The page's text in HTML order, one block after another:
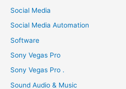
Social Media
Social Media Automation
Software
Sony Vegas Pro
Sony Vegas Pro .
Sound Audio & Music